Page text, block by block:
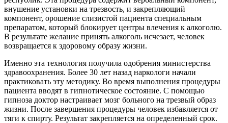
внушение установки на трезвость, и закрепляющий
компонент, орошение слизистой пациента специальным
препаратом, который блокирует центры влечения к алкоголю.
В результате желание принять алкоголь исчезает, человек
возвращается к здоровому образу жизни.
Именно эта технология получила одобрения министерства
здравоохранения. Более 30 лет назад наркологи начали
практиковать эту методику. Во время выполнения процедуры
пациента вводят в гипнотическое состояние. С помощью
гипноза доктор настраивает мозг больного на трезвый образ
жизни. После завершения процедуры человек избавляется от
тяги к спирту. Результат закрепляется на определенный срок.